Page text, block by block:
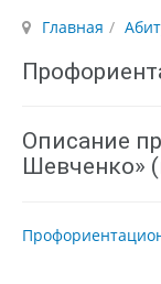
Главная
Описание
Шевченко»